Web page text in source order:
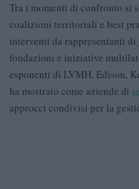
Tra i momenti di confronto si
coalizioni territoriali e best
interventi da rappresentanti
fondazioni e iniziative
esponenti di LVMH, Edison,
ha mostrato come aziende di
approcci condivisi per la